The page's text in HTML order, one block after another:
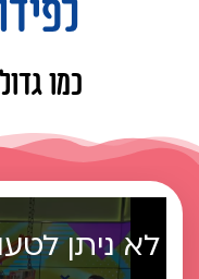
כמו
לא ניתן